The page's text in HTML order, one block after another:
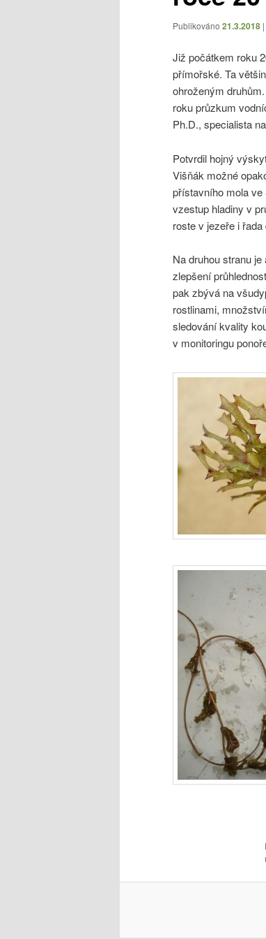
Publikováno 21.3.2018
Již počátkem roku
přímořské. Ta
ohroženým
roku průzkum
Ph.D., specialista
Potvrdil hojný
Višňák možné
přístavního mola
vzestup hladiny v
roste v jezeře i
Na druhou stranu
zlepšení
pak zbývá na
rostlinami,
sledování kvality
v monitoringu